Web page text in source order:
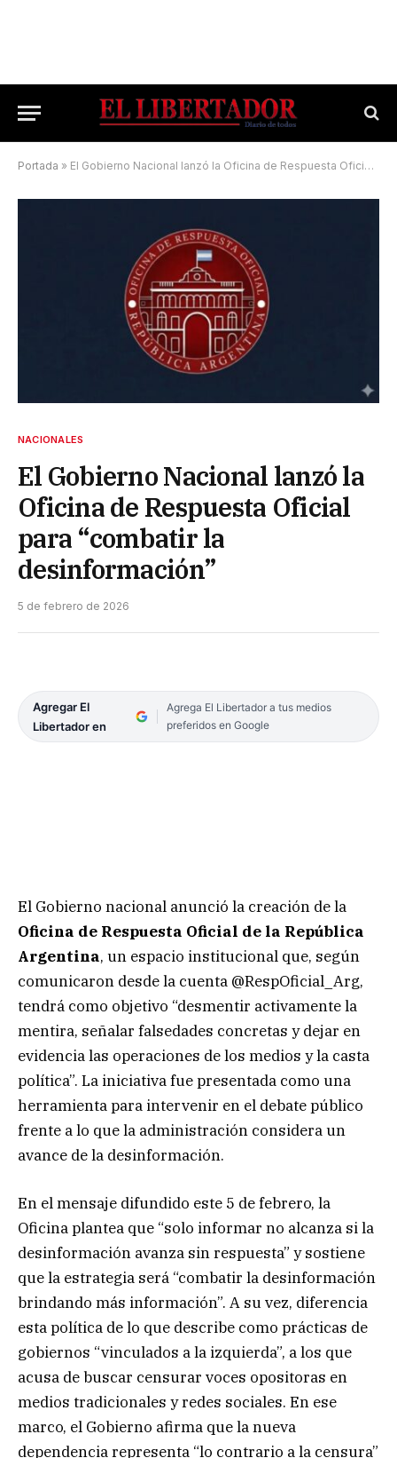
Portada » El Gobierno Nacional lanzó la Oficina de Respuesta Oficial para “combatir la desinformación”
NACIONALES
El Gobierno Nacional lanzó la
Oficina de Respuesta Oficial
para “combatir la
desinformación”
5 de febrero de 2026
Agregar El
Libertador en
Agrega El Libertador a tus medios
preferidos en Google
El Gobierno nacional anunció la creación de la
Oficina de Respuesta Oficial de la República
Argentina, un espacio institucional que, según
comunicaron desde la cuenta @RespOficial_Arg,
tendrá como objetivo “desmentir activamente la
mentira, señalar falsedades concretas y dejar en
evidencia las operaciones de los medios y la casta
política”. La iniciativa fue presentada como una
herramienta para intervenir en el debate público
frente a lo que la administración considera un
avance de la desinformación.
En el mensaje difundido este 5 de febrero, la
Oficina plantea que “solo informar no alcanza si la
desinformación avanza sin respuesta” y sostiene
que la estrategia será “combatir la desinformación
brindando más información”. A su vez, diferencia
esta política de lo que describe como prácticas de
gobiernos “vinculados a la izquierda”, a los que
acusa de buscar censurar voces opositoras en
medios tradicionales y redes sociales. En ese
marco, el Gobierno afirma que la nueva
dependencia representa “lo contrario a la censura”